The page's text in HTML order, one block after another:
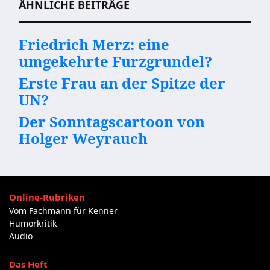
ÄHNLICHE BEITRÄGE
Friedrich Merz: eine
umgekehrte Furzgrundel?
Erste Frau an der Spitze der
UN?
Der Sonntagscartoon von
Holger Weyrauch
Online-Rubriken
Vom Fachmann für Kenner
Humorkritik
Audio
Das Heft